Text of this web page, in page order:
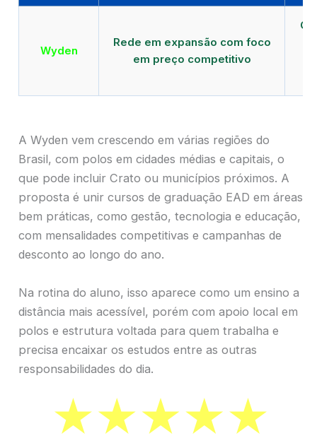
Wyden
Rede em expansão com foco
em preço competitivo
A Wyden vem crescendo em várias regiões do
Brasil, com polos em cidades médias e capitais, o
que pode incluir Crato ou municípios próximos. A
proposta é unir cursos de graduação EAD em áreas
bem práticas, como gestão, tecnologia e educação,
com mensalidades competitivas e campanhas de
desconto ao longo do ano.
Na rotina do aluno, isso aparece como um ensino a
distância mais acessível, porém com apoio local em
polos e estrutura voltada para quem trabalha e
precisa encaixar os estudos entre as outras
responsabilidades do dia.